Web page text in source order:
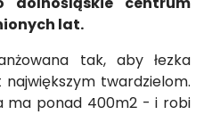
lat.
tak, aby łezka
twardzielom.
ma ponad 400m2 - i robi